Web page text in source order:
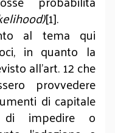
[1].
al tema qui
in quanto la
all’art. 12 che
provvedere
di capitale
di impedire o